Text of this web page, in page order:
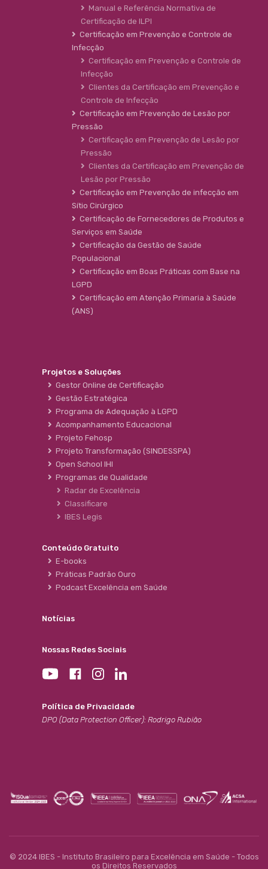
Manual e Referência Normativa de
Certificação de ILPI
Certificação em Prevenção e Controle de
Infecção
Certificação em Prevenção e Controle de
Infecção
Clientes da Certificação em Prevenção e
Controle de Infecção
Certificação em Prevenção de Lesão por
Pressão
Certificação em Prevenção de Lesão por
Pressão
Clientes da Certificação em Prevenção de
Lesão por Pressão
Certificação em Prevenção de infecção em
Sítio Cirúrgico
Certificação de Fornecedores de Produtos e
Serviços em Saúde
Certificação da Gestão de Saúde
Populacional
Certificação em Boas Práticas com Base na
LGPD
Certificação em Atenção Primaria à Saúde
(ANS)
Projetos e Soluções
Gestor Online de Certificação
Gestão Estratégica
Programa de Adequação à LGPD
Acompanhamento Educacional
Projeto Fehosp
Projeto Transformação (SINDESSPA)
Open School IHI
Programas de Qualidade
Radar de Excelência
Classificare
IBES Legis
Conteúdo Gratuito
E-books
Práticas Padrão Ouro
Podcast Excelência em Saúde
Notícias
Nossas Redes Sociais
Política de Privacidade
DPO (Data Protection Officer): Rodrigo Rubião
© 2024 IBES - Instituto Brasileiro para Excelência em Saúde - Todos
os Direitos Reservados